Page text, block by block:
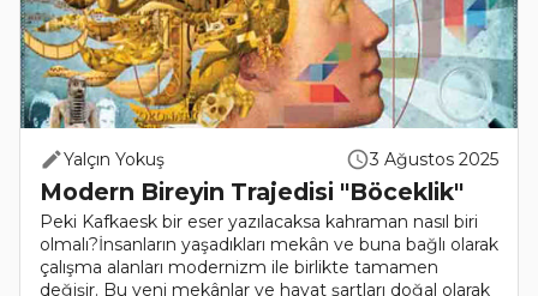
Yalçın Yokuş 3 Ağustos 2025
Modern Bireyin Trajedisi "Böceklik"
Peki Kafkaesk bir eser yazılacaksa kahraman nasıl biri
olmalı?İnsanların yaşadıkları mekân ve buna bağlı olarak
çalışma alanları modernizm ile birlikte tamamen
değişir. Bu yeni mekânlar ve hayat şartları doğal olarak